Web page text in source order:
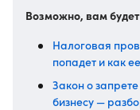
Возможно, вам
Налоговая
попадет и как
Закон о
бизнесу —